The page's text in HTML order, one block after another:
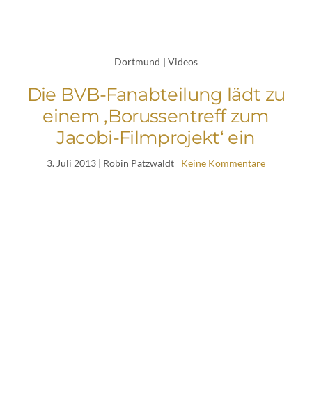
Dortmund | Videos
Die BVB-Fanabteilung lädt zu
einem ‚Borussentreff zum
Jacobi-Filmprojekt‘ ein
3. Juli 2013 | Robin Patzwaldt Keine Kommentare